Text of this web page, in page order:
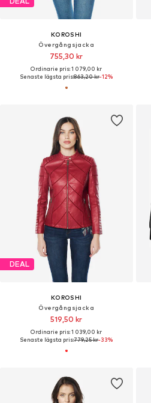
KOROSHI
Övergångsjacka
755,30 kr
Ordinarie pris: 1 079,00 kr
Senaste lägsta pris:863,20 kr-12%
DEAL
KOROSHI
Övergångsjacka
519,50 kr
Ordinarie pris: 1 039,00 kr
Senaste lägsta pris:779,25 kr-33%